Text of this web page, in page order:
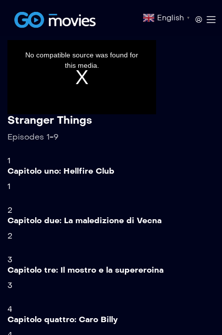
English ▼
No compatible source was found for
this media.
Stranger Things
Episodes 1-9
1
Capitolo uno: Hellfire Club
1
2
Capitolo due: La maledizione di Vecna
2
3
Capitolo tre: Il mostro e la supereroina
3
4
Capitolo quattro: Caro Billy